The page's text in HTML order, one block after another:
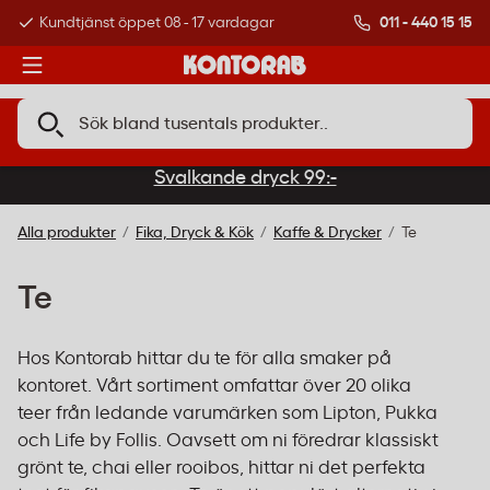
Kundtjänst öppet 08 - 17 vardagar Över 500 000
011 - 440 15 15
Svalkande dryck 99:-
Alla produkter Fika, Dryck & Kök Kaffe & Drycker Te
Te
Hos Kontorab hittar du te för alla smaker på
kontoret. Vårt sortiment omfattar över 20 olika
teer från ledande varumärken som Lipton, Pukka
och Life by Follis. Oavsett om ni föredrar klassiskt
grönt te, chai eller rooibos, hittar ni det perfekta